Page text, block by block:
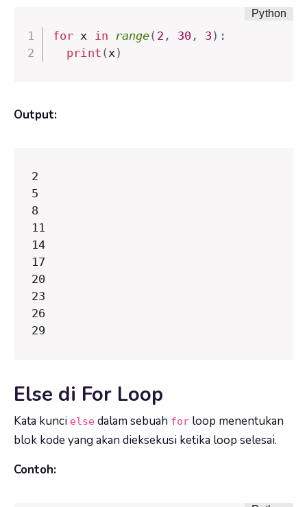
for x in range( 2 , 30 , 3 ) :
print ( x )
Output:
2
5
8
11
14
17
20
23
26
29
Else di For Loop
Kata kunci else dalam sebuah for loop menentukan
blok kode yang akan dieksekusi ketika loop selesai.
Contoh: